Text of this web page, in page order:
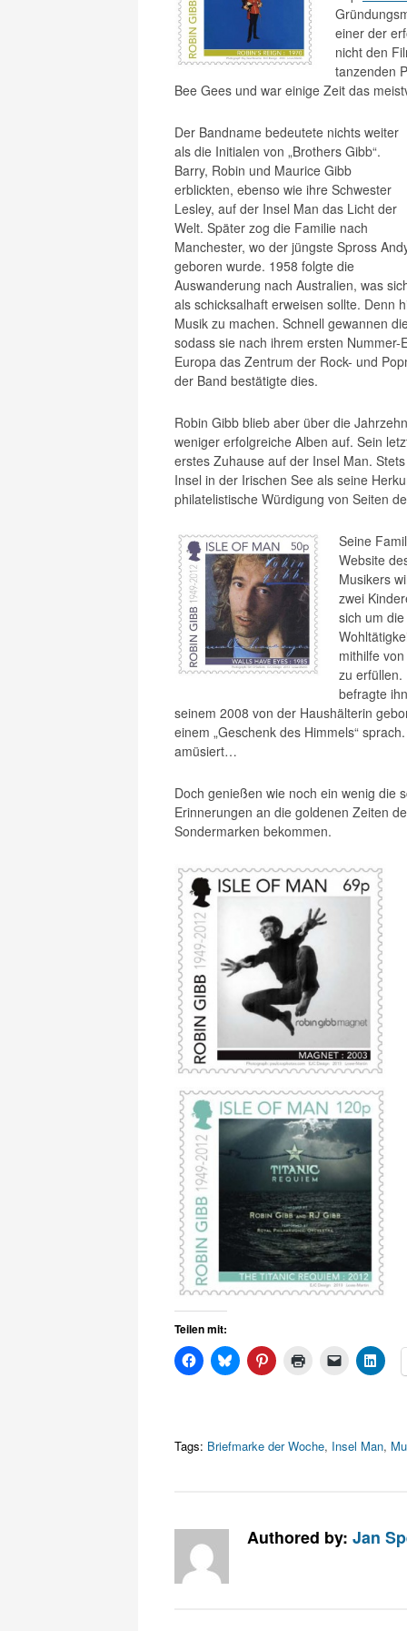
einer der
nicht den
tanzenden
Bee Gees und war einige Zeit das
Der Bandname bedeutete nichts weiter
als die Initialen von „Brothers Gibb“.
Barry, Robin und Maurice Gibb
erblickten, ebenso wie ihre Schwester
Lesley, auf der Insel Man das Licht der
Welt. Später zog die Familie nach
Manchester, wo der jüngste Spross
geboren wurde. 1958 folgte die
Auswanderung nach Australien, was
als schicksalhaft erweisen sollte. Denn
Musik zu machen. Schnell gewannen
sodass sie nach ihrem ersten
Europa das Zentrum der Rock- und
der Band bestätigte dies.
Robin Gibb blieb aber über die
weniger erfolgreiche Alben auf. Sein
erstes Zuhause auf der Insel Man.
Insel in der Irischen See als seine
philatelistische Würdigung von Seiten
Seine
Website
Musikers
zwei
sich um
mithilfe
zu erfüllen.
befragte
seinem 2008 von der Haushälterin
einem „Geschenk des Himmels“
amüsiert…
Doch genießen wie noch ein wenig die
Erinnerungen an die goldenen Zeiten
Sondermarken bekommen.
Teilen mit:
Tags: Briefmarke der Woche, Insel Man,
Authored by: Jan